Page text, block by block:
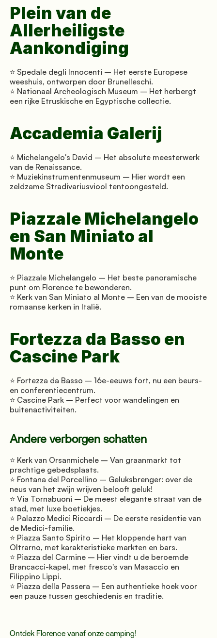
Plein van de
Allerheiligste
Aankondiging
⭐ Spedale degli Innocenti – Het eerste Europese
weeshuis, ontworpen door Brunelleschi.
⭐ Nationaal Archeologisch Museum – Het herbergt
een rijke Etruskische en Egyptische collectie.
Accademia Galerij
⭐ Michelangelo's David – Het absolute meesterwerk
van de Renaissance.
⭐ Muziekinstrumentenmuseum – Hier wordt een
zeldzame Stradivariusviool tentoongesteld.
Piazzale Michelangelo
en San Miniato al
Monte
⭐ Piazzale Michelangelo – Het beste panoramische
punt om Florence te bewonderen.
⭐ Kerk van San Miniato al Monte – Een van de mooiste
romaanse kerken in Italië.
Fortezza da Basso en
Cascine Park
⭐ Fortezza da Basso – 16e-eeuws fort, nu een beurs-
en conferentiecentrum.
⭐ Cascine Park – Perfect voor wandelingen en
buitenactiviteiten.
Andere verborgen schatten
⭐ Kerk van Orsanmichele – Van graanmarkt tot
prachtige gebedsplaats.
⭐ Fontana del Porcellino – Geluksbrenger: over de
neus van het zwijn wrijven belooft geluk!
⭐ Via Tornabuoni – De meest elegante straat van de
stad, met luxe boetiekjes.
⭐ Palazzo Medici Riccardi – De eerste residentie van
de Medici-familie.
⭐ Piazza Santo Spirito – Het kloppende hart van
Oltrarno, met karakteristieke markten en bars.
⭐ Piazza del Carmine – Hier vindt u de beroemde
Brancacci-kapel, met fresco's van Masaccio en
Filippino Lippi.
⭐ Piazza della Passera – Een authentieke hoek voor
een pauze tussen geschiedenis en traditie.
Ontdek Florence vanaf onze camping!